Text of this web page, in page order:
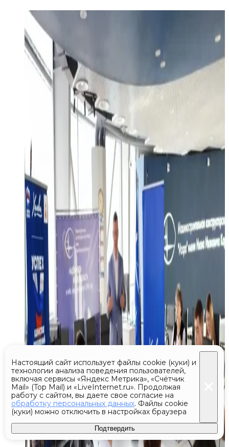
Настоящий сайт использует файлы cookie (куки) и
технологии анализа поведения пользователей,
включая сервисы «Яндекс Метрика», «Счётчик
Mail» (Top Mail) и «LiveInternet.ru». Продолжая
работу с сайтом, вы даете свое согласие на
обработку персональных данных. Файлы cookie
(куки) можно отключить в настройках браузера
Подтвердить